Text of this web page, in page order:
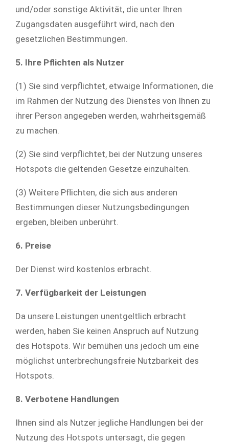
und/oder sonstige Aktivität, die unter Ihren
Zugangsdaten ausgeführt wird, nach den
gesetzlichen Bestimmungen.
5. Ihre Pflichten als Nutzer
(1) Sie sind verpflichtet, etwaige Informationen, die
im Rahmen der Nutzung des Dienstes von Ihnen zu
ihrer Person angegeben werden, wahrheitsgemäß
zu machen.
(2) Sie sind verpflichtet, bei der Nutzung unseres
Hotspots die geltenden Gesetze einzuhalten.
(3) Weitere Pflichten, die sich aus anderen
Bestimmungen dieser Nutzungsbedingungen
ergeben, bleiben unberührt.
6. Preise
Der Dienst wird kostenlos erbracht.
7. Verfügbarkeit der Leistungen
Da unsere Leistungen unentgeltlich erbracht
werden, haben Sie keinen Anspruch auf Nutzung
des Hotspots. Wir bemühen uns jedoch um eine
möglichst unterbrechungsfreie Nutzbarkeit des
Hotspots.
8. Verbotene Handlungen
Ihnen sind als Nutzer jegliche Handlungen bei der
Nutzung des Hotspots untersagt, die gegen